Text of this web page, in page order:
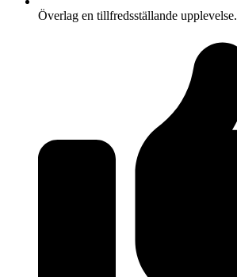
Överlag en tillfredsställande upplevelse.